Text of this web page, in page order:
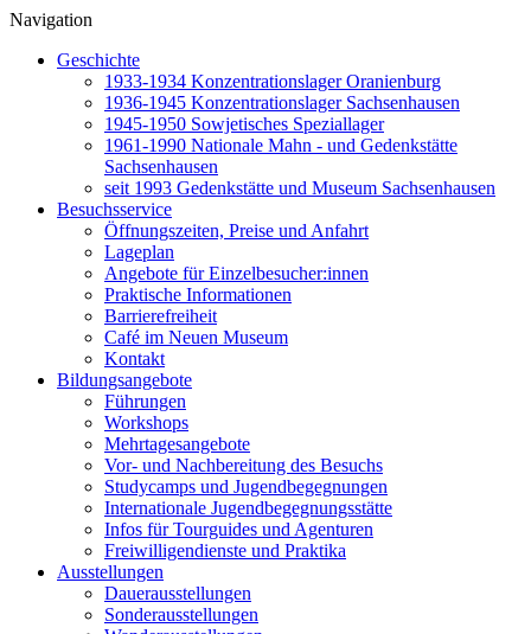
Navigation
Geschichte
1933-1934 Konzentrationslager Oranienburg
1936-1945 Konzentrationslager Sachsenhausen
1945-1950 Sowjetisches Speziallager
1961-1990 Nationale Mahn - und Gedenkstätte
Sachsenhausen
seit 1993 Gedenkstätte und Museum Sachsenhausen
Besuchsservice
Öffnungszeiten, Preise und Anfahrt
Lageplan
Angebote für Einzelbesucher:innen
Praktische Informationen
Barrierefreiheit
Café im Neuen Museum
Kontakt
Bildungsangebote
Führungen
Workshops
Mehrtagesangebote
Vor- und Nachbereitung des Besuchs
Studycamps und Jugendbegegnungen
Internationale Jugendbegegnungsstätte
Infos für Tourguides und Agenturen
Freiwilligendienste und Praktika
Ausstellungen
Dauerausstellungen
Sonderausstellungen